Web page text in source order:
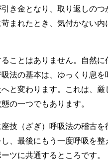
き金となり、取り返しの
まれたとき、気付かない
ことはありません。自然に
法の基本は、ゆっくり息
と変わります。これは、
の一つでもあります。
技（ざぎ）呼吸法の稽古
、最後にもう一度呼吸を
ツに共通するところです。